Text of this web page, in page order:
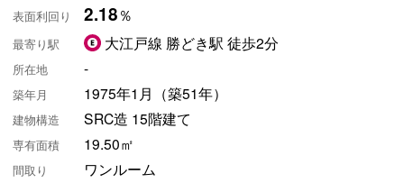
表面利回り 2.18％
最寄り駅 大江戸線 勝どき駅 徒歩2分
所在地 -
築年月 1975年1月（築51年）
建物構造 SRC造 15階建て
専有面積 19.50㎡
間取り ワンルーム